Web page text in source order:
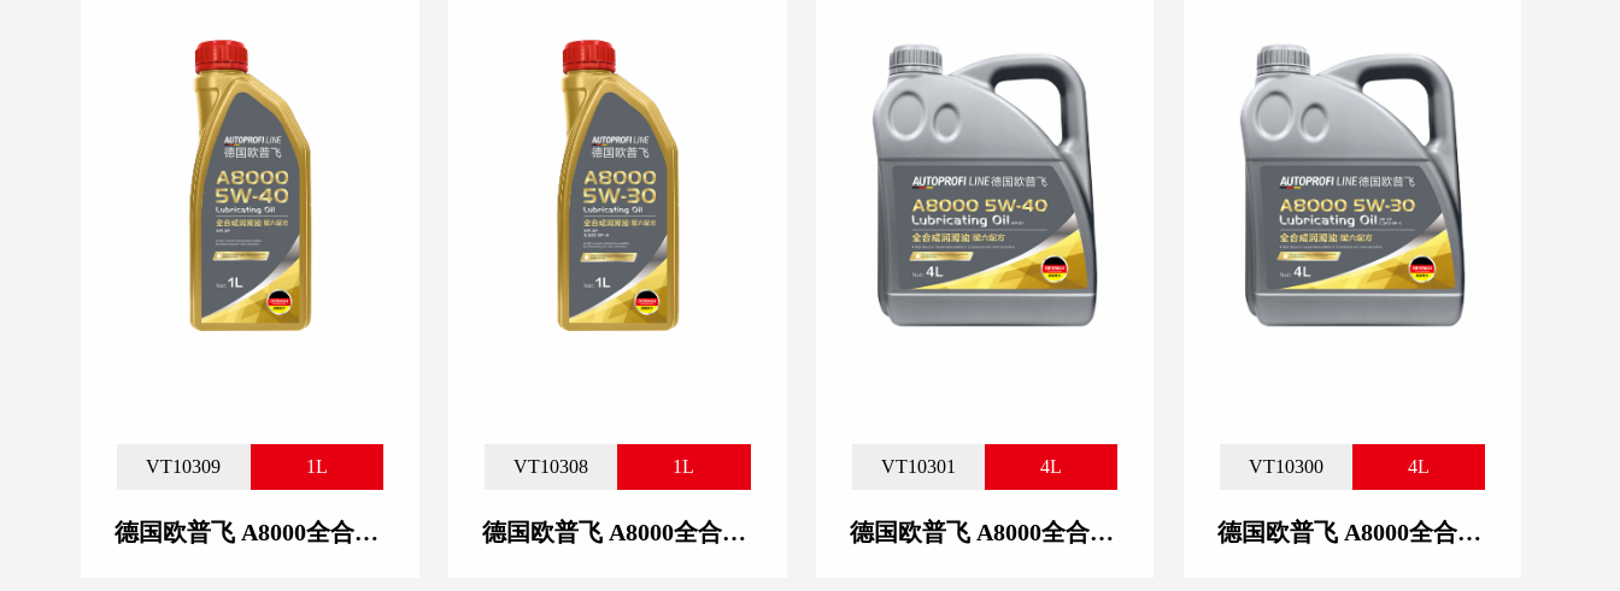
VT10309 1L
德国欧普飞 A8000全合成润滑油 5W-40_1L
VT10308 1L
德国欧普飞 A8000全合成润滑油 5W-30_1L
VT10301 4L
德国欧普飞 A8000全合成润滑油 5W-40
VT10300 4L
德国欧普飞 A8000全合成润滑油 5W-30